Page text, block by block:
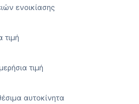
ενοικίασης
τιμή
τιμή
αυτοκίνητα